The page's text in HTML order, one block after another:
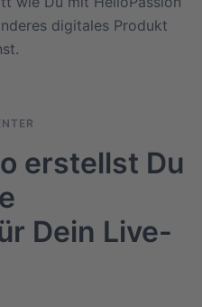
digitales Produkt
erstellst Du
Dein Live-